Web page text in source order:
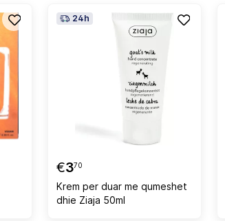
24h
€370
Krem per duar me qumeshet
dhie Ziaja 50ml